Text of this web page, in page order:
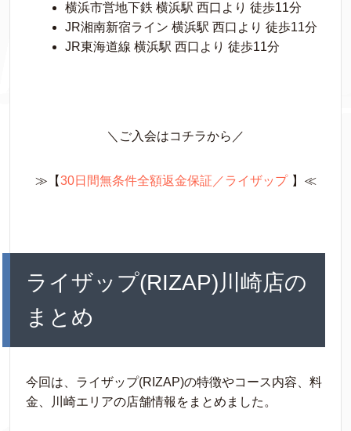
横浜市営地下鉄 横浜駅 西口より 徒歩11分
JR湘南新宿ライン 横浜駅 西口より 徒歩11分
JR東海道線 横浜駅 西口より 徒歩11分
＼ご入会はコチラから／
≫【30日間無条件全額返金保証／ライザップ 】≪
ライザップ(RIZAP)川崎店の
まとめ
今回は、ライザップ(RIZAP)の特徴やコース内容、料
金、川崎エリアの店舗情報をまとめました。